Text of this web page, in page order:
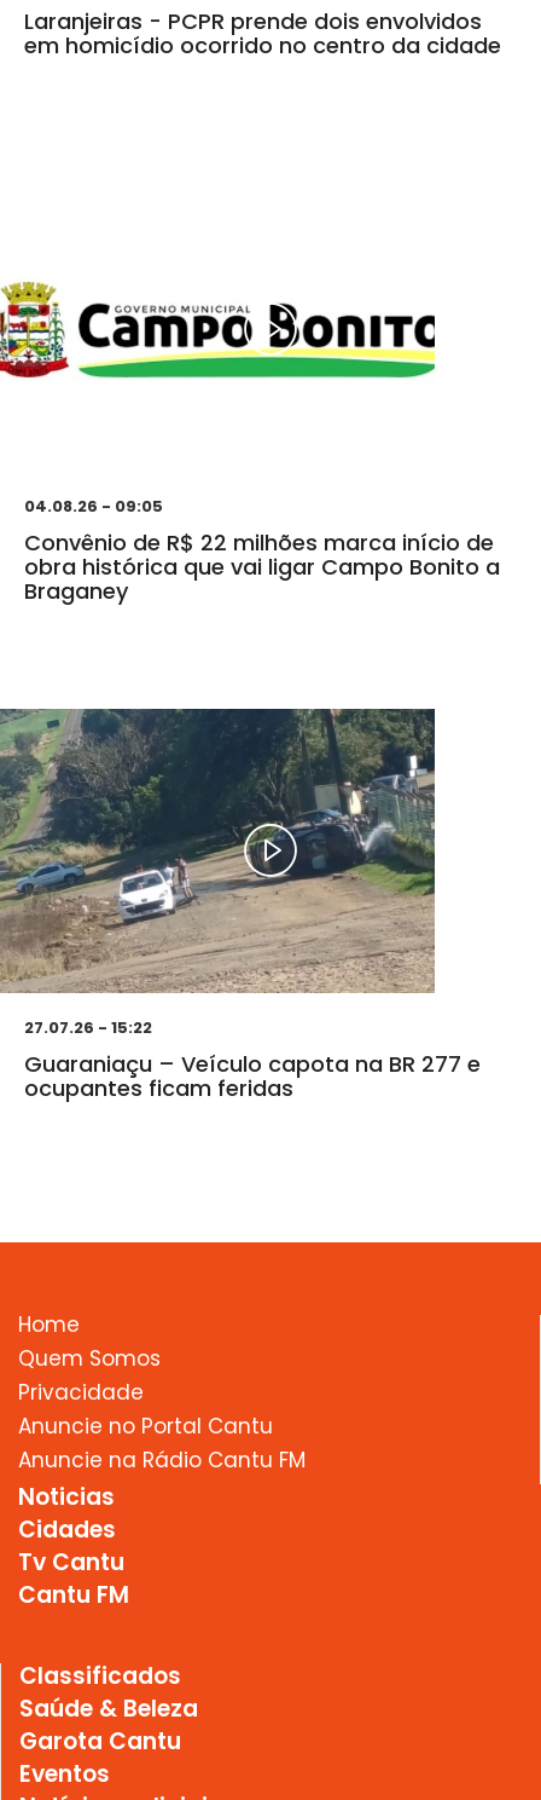
Laranjeiras - PCPR prende dois envolvidos
em homicídio ocorrido no centro da cidade
04.08.26 - 09:05
Convênio de R$ 22 milhões marca início de
obra histórica que vai ligar Campo Bonito a
Braganey
27.07.26 - 15:22
Guaraniaçu – Veículo capota na BR 277 e
ocupantes ficam feridas
Home
Quem Somos
Privacidade
Anuncie no Portal Cantu
Anuncie na Rádio Cantu FM
Noticias
Cidades
Tv Cantu
Cantu FM
Classificados
Saúde & Beleza
Garota Cantu
Eventos